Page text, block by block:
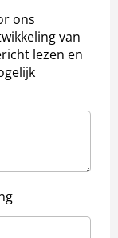
ons
van
lezen en